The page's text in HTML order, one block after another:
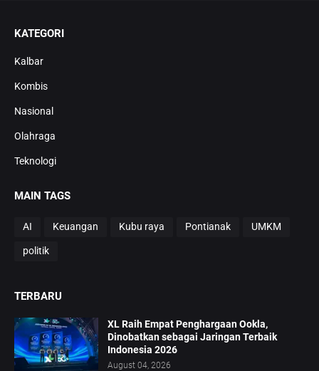
KATEGORI
Kalbar
Kombis
Nasional
Olahraga
Teknologi
MAIN TAGS
AI Keuangan Kubu raya Pontianak UMKM
politik
TERBARU
XL Raih Empat Penghargaan Ookla,
Dinobatkan sebagai Jaringan Terbaik
Indonesia 2026
August 04, 2026